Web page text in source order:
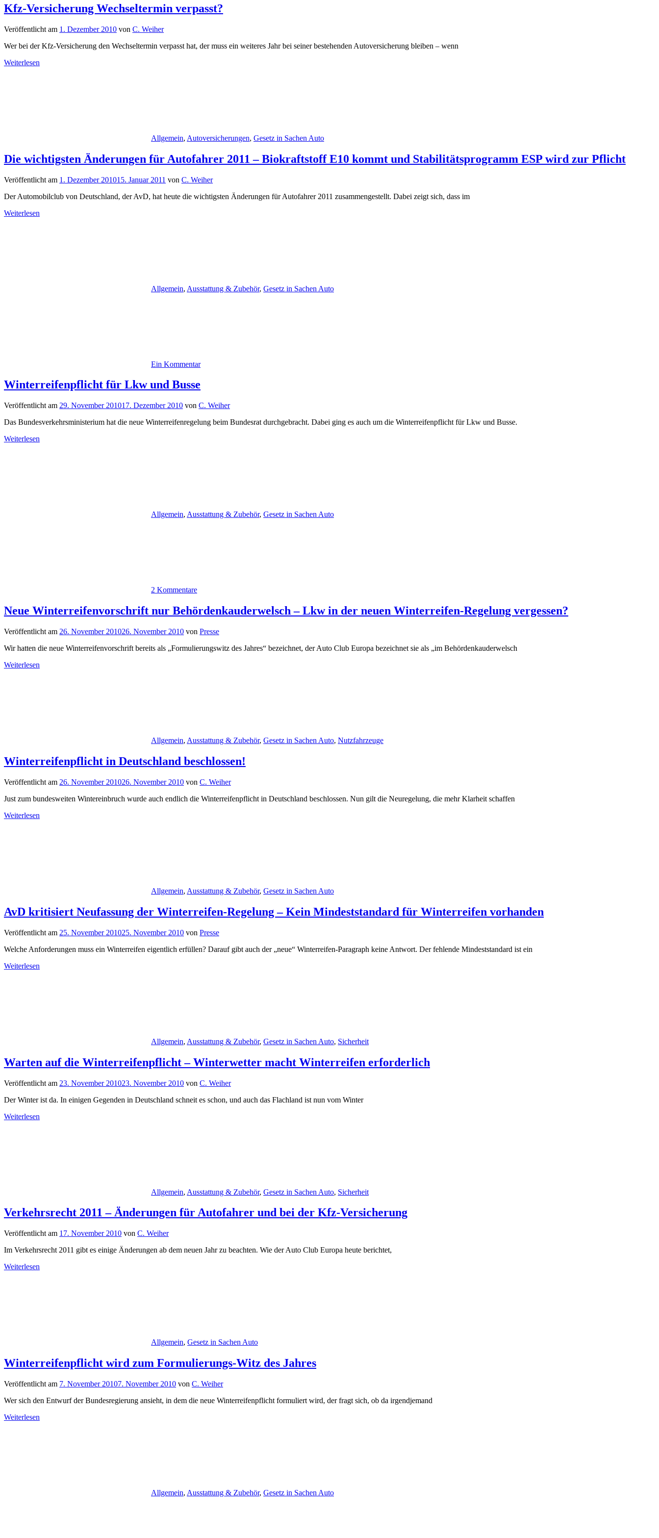
Kfz-Versicherung Wechseltermin verpasst?
Veröffentlicht am 1. Dezember 2010 von C. Weiher
Wer bei der Kfz-Versicherung den Wechseltermin verpasst hat, der muss ein weiteres Jahr bei seiner bestehenden Autoversicherung bleiben – wenn
Weiterlesen
Allgemein, Autoversicherungen, Gesetz in Sachen Auto
Die wichtigsten Änderungen für Autofahrer 2011 – Biokraftstoff E10 kommt und Stabilitätsprogramm ESP wird zur Pflicht
Veröffentlicht am 1. Dezember 201015. Januar 2011 von C. Weiher
Der Automobilclub von Deutschland, der AvD, hat heute die wichtigsten Änderungen für Autofahrer 2011 zusammengestellt. Dabei zeigt sich, dass im
Weiterlesen
Allgemein, Ausstattung & Zubehör, Gesetz in Sachen Auto
Ein Kommentar
Winterreifenpflicht für Lkw und Busse
Veröffentlicht am 29. November 201017. Dezember 2010 von C. Weiher
Das Bundesverkehrsministerium hat die neue Winterreifenregelung beim Bundesrat durchgebracht. Dabei ging es auch um die Winterreifenpflicht für Lkw und Busse.
Weiterlesen
Allgemein, Ausstattung & Zubehör, Gesetz in Sachen Auto
2 Kommentare
Neue Winterreifenvorschrift nur Behördenkauderwelsch – Lkw in der neuen Winterreifen-Regelung vergessen?
Veröffentlicht am 26. November 201026. November 2010 von Presse
Wir hatten die neue Winterreifenvorschrift bereits als „Formulierungswitz des Jahres“ bezeichnet, der Auto Club Europa bezeichnet sie als „im Behördenkauderwelsch
Weiterlesen
Allgemein, Ausstattung & Zubehör, Gesetz in Sachen Auto, Nutzfahrzeuge
Winterreifenpflicht in Deutschland beschlossen!
Veröffentlicht am 26. November 201026. November 2010 von C. Weiher
Just zum bundesweiten Wintereinbruch wurde auch endlich die Winterreifenpflicht in Deutschland beschlossen. Nun gilt die Neuregelung, die mehr Klarheit schaffen
Weiterlesen
Allgemein, Ausstattung & Zubehör, Gesetz in Sachen Auto
AvD kritisiert Neufassung der Winterreifen-Regelung – Kein Mindeststandard für Winterreifen vorhanden
Veröffentlicht am 25. November 201025. November 2010 von Presse
Welche Anforderungen muss ein Winterreifen eigentlich erfüllen? Darauf gibt auch der „neue“ Winterreifen-Paragraph keine Antwort. Der fehlende Mindeststandard ist ein
Weiterlesen
Allgemein, Ausstattung & Zubehör, Gesetz in Sachen Auto, Sicherheit
Warten auf die Winterreifenpflicht – Winterwetter macht Winterreifen erforderlich
Veröffentlicht am 23. November 201023. November 2010 von C. Weiher
Der Winter ist da. In einigen Gegenden in Deutschland schneit es schon, und auch das Flachland ist nun vom Winter
Weiterlesen
Allgemein, Ausstattung & Zubehör, Gesetz in Sachen Auto, Sicherheit
Verkehrsrecht 2011 – Änderungen für Autofahrer und bei der Kfz-Versicherung
Veröffentlicht am 17. November 2010 von C. Weiher
Im Verkehrsrecht 2011 gibt es einige Änderungen ab dem neuen Jahr zu beachten. Wie der Auto Club Europa heute berichtet,
Weiterlesen
Allgemein, Gesetz in Sachen Auto
Winterreifenpflicht wird zum Formulierungs-Witz des Jahres
Veröffentlicht am 7. November 20107. November 2010 von C. Weiher
Wer sich den Entwurf der Bundesregierung ansieht, in dem die neue Winterreifenpflicht formuliert wird, der fragt sich, ob da irgendjemand
Weiterlesen
Allgemein, Ausstattung & Zubehör, Gesetz in Sachen Auto